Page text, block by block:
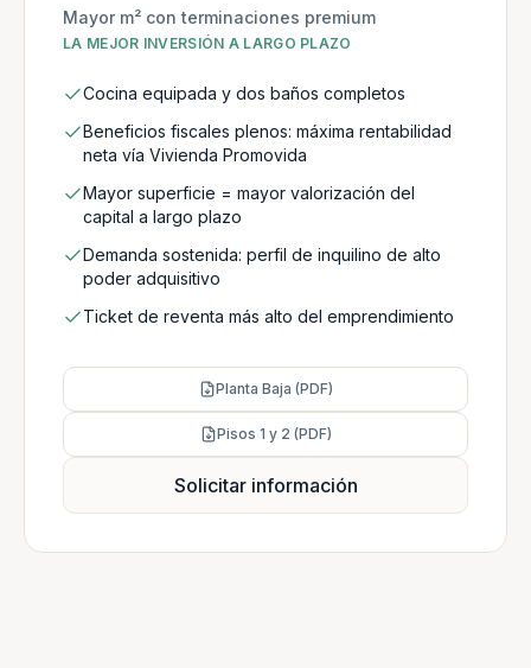
Mayor m² con terminaciones premium
LA MEJOR INVERSIÓN A LARGO PLAZO
Cocina equipada y dos baños completos
Beneficios fiscales plenos: máxima rentabilidad
neta vía Vivienda Promovida
Mayor superficie = mayor valorización del
capital a largo plazo
Demanda sostenida: perfil de inquilino de alto
poder adquisitivo
Ticket de reventa más alto del emprendimiento
Planta Baja (PDF)
Pisos 1 y 2 (PDF)
Solicitar información